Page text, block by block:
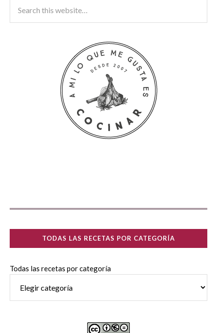
TODAS LAS RECETAS POR CATEGORÍA
Todas las recetas por categoría